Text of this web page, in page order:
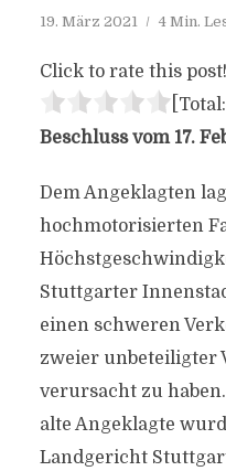
19. März 2021 4 Min.
Click to rate this post!
[Total:
Beschluss vom 17.
Dem Angeklagten
hochmotorisierten
Stuttgarter
einen schweren
zweier unbeteiligter
verursacht zu
alte Angeklagte
Landgericht